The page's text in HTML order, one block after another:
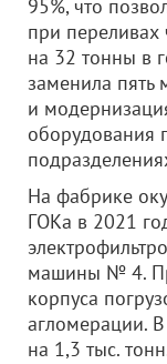
95%, что
при переливах
на 32 тонны в
заменила пять
и
оборудования
На фабрике
ГОКа в 2021
машины № 4.
корпуса
агломерации. В
на 1,3 тыс.